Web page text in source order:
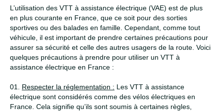
L’utilisation des VTT à assistance électrique (VAE) est de plus
en plus courante en France, que ce soit pour des sorties
sportives ou des balades en famille. Cependant, comme tout
véhicule, il est important de prendre certaines précautions pour
assurer sa sécurité et celle des autres usagers de la route. Voici
quelques précautions à prendre pour utiliser un VTT à
assistance électrique en France :
Respecter la réglementation : Les VTT à assistance
électrique sont considérés comme des vélos électriques en
France. Cela signifie qu’ils sont soumis à certaines règles,